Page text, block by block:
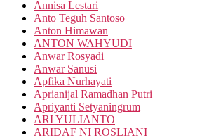
Annisa Lestari
Anto Teguh Santoso
Anton Himawan
ANTON WAHYUDI
Anwar Rosyadi
Anwar Sanusi
Apfika Nurhayati
Aprianijal Ramadhan Putri
Apriyanti Setyaningrum
ARI YULIANTO
ARIDAF NI ROSLIANI